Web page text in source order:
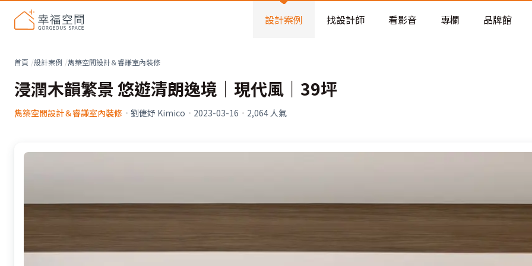
看不見的居家風險和翻新關鍵
老屋預算分配與高 CP 值煥新術
設計案例 找設計師 看影音 專欄 品牌館
首頁 設計案例 雋築空間設計＆睿謙室內裝修
浸潤木韻繁景 悠遊清朗逸境｜現代風｜39坪
雋築空間設計＆睿謙室內裝修 · 劉倢妤 Kimico · 2023-03-16 · 2,064人氣